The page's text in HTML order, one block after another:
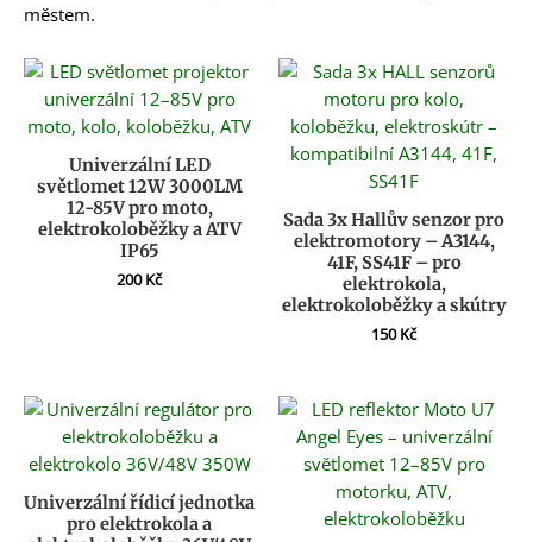
městem.
Univerzální LED
světlomet 12W 3000LM
12-85V pro moto,
elektrokoloběžky a ATV
IP65
200Kč
Sada 3x Hallův senzor pro
elektromotory – A3144,
41F, SS41F – pro
elektrokola,
elektrokoloběžky a skútry
150Kč
Univerzální řídicí jednotka
pro elektrokola a